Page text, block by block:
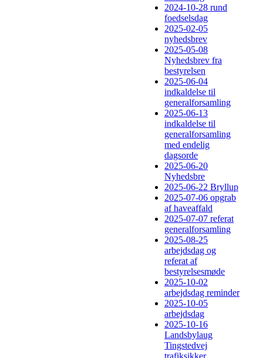
2024-10-28 rund
foedselsdag
2025-02-05
nyhedsbrev
2025-05-08
Nyhedsbrev fra
bestyrelsen
2025-06-04
indkaldelse til
generalforsamling
2025-06-13
indkaldelse til
generalforsamling
med endelig
dagsorde
2025-06-20
Nyhedsbre
2025-06-22 Bryllup
2025-07-06 opgrab
af haveaffald
2025-07-07 referat
generalforsamling
2025-08-25
arbejdsdag og
referat af
bestyrelsesmøde
2025-10-02
arbejdsdag reminder
2025-10-05
arbejdsdag
2025-10-16
Landsbylaug
Tingstedvej
trafiksikker